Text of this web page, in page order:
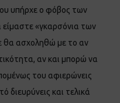
υπήρχε ο φόβος των
«γκαρσόνια των
θα ασχοληθώ με το αν
αν και μπορώ να
του αφιερώνεις
διευρύνεις και τελικά